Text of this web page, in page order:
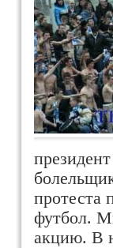
протеста
футбол.
акцию. В